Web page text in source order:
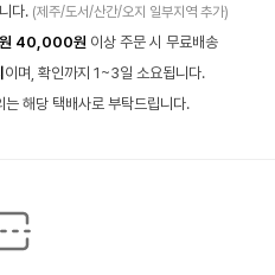
다. (제주/도서/산간/오지 일부지역 추가)
원 40,000원 이상 주문 시 무료배송
이며, 확인까지 1~3일 소요됩니다.
해당 택배사로 부탁드립니다.